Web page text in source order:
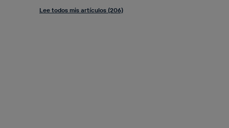
Lee todos mis artículos (206)